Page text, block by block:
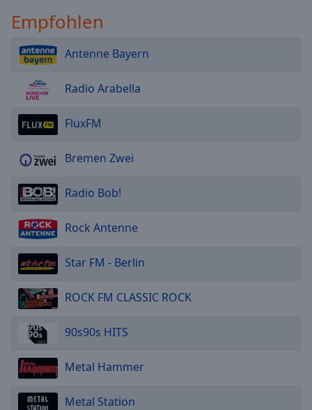
Empfohlen
Antenne Bayern
Radio Arabella
FluxFM
Bremen Zwei
Radio Bob!
Rock Antenne
Star FM - Berlin
ROCK FM CLASSIC ROCK
90s90s HITS
Metal Hammer
Metal Station